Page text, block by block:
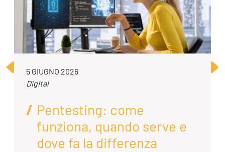
5 GIUGNO 2026
Digital
Pentesting: come
funziona, quando serve e
dove fa la differenza